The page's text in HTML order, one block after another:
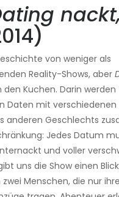
von weniger als
Reality-Shows, aber
Kuchen. Darin
Daten mit
anderen Geschlechts
Jedes Datum
und voller
uns die Show einen
Menschen, die nur ihre